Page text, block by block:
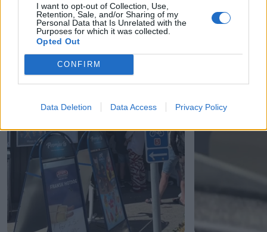
I want to opt-out of Collection, Use,
Retention, Sale, and/or Sharing of my
Personal Data that Is Unrelated with the
Purposes for which it was collected.
Opted Out
CONFIRM
Data Deletion Data Access Privacy Policy